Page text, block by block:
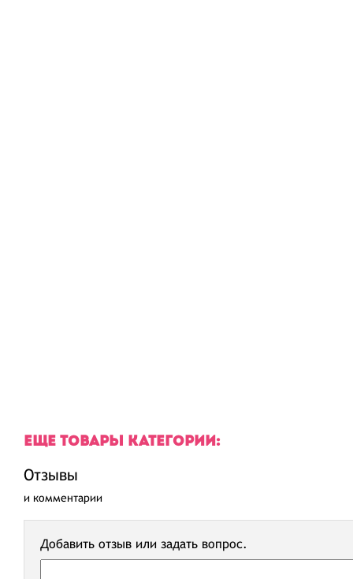
ЕЩЕ ТОВАРЫ КАТЕГОРИИ:
Отзывы
и комментарии
Добавить отзыв или задать вопрос.